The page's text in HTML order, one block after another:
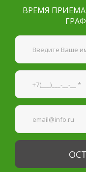
Я согласен на
ВРЕМЯ ПРИЕМА